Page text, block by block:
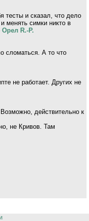
тесты и сказал, что дело
менять симки никто в
Орел R.-P.
сломаться. А то что
не работает. Других не
действительно к
не Кривов. Там